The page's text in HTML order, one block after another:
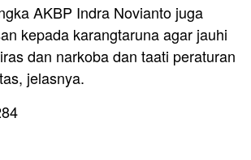
AKBP Indra Novianto juga
kepada karangtaruna agar jauhi
dan narkoba dan taati peraturan
jelasnya.